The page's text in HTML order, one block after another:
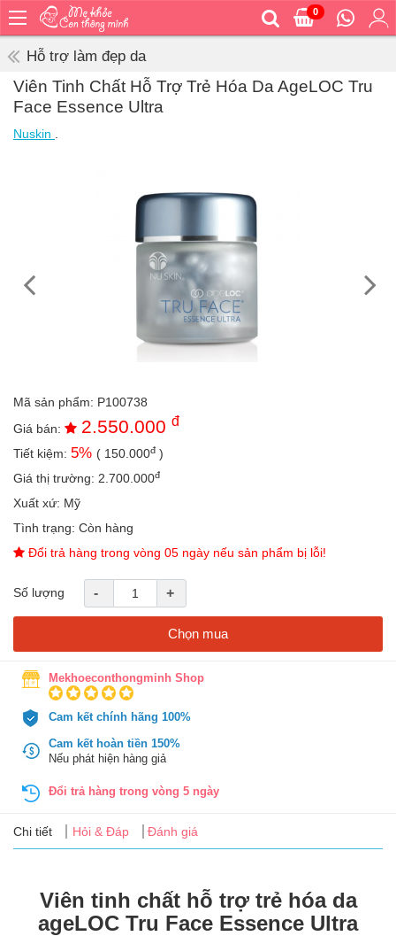
0
Bé
ăn
vệ
ngoài
an
toàn
Bé
tắm
Bé
mà
học
cho
bố
dùng
nhà
Tin
Hỗ trợ làm đẹp da
Viên Tinh Chất Hỗ Trợ Trẻ Hóa Da AgeLOC Tru
Face Essence Ultra
Nuskin
Mã sản phẩm: P100738
Giá bán:
2.550.000 đ
Tiết kiệm: 5% ( 150.000đ )
Giá thị trường: 2.700.000đ
Xuất xứ: Mỹ
Tình trạng: Còn hàng
Đổi trả hàng trong vòng 05 ngày nếu sản phẩm bị lỗi!
Số lượng - +
Chọn mua
Mekhoeconthongminh Shop
Cam kết chính hãng 100%
Cam kết hoàn tiền 150%
Nếu phát hiện hàng giả
Đổi trả hàng trong vòng 5 ngày
Chi tiết Hỏi & Đáp Đánh giá
Viên tinh chất hỗ trợ trẻ hóa da
ageLOC Tru Face Essence Ultra